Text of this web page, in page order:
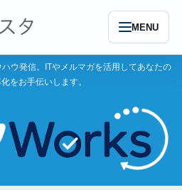
MENU
ウ発信。ITやメルマガを活用してあなたの
をお手伝いします。